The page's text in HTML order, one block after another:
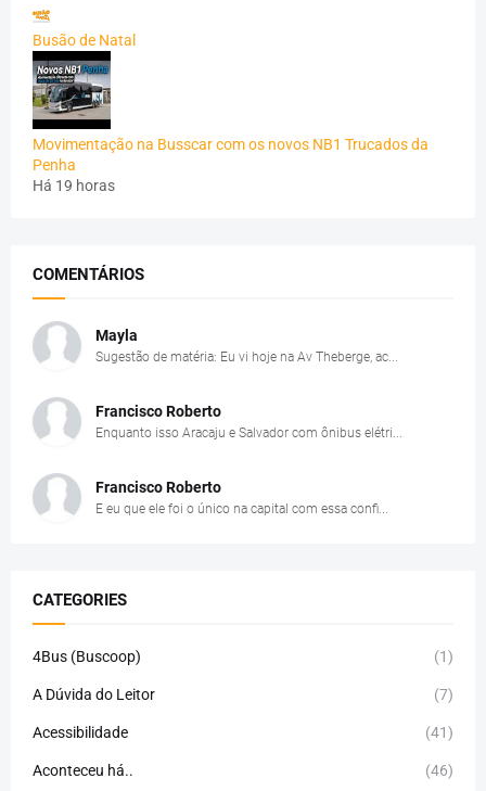
Busão de Natal
Movimentação na Busscar com os novos NB1 Trucados da
Penha
Há 19 horas
COMENTÁRIOS
Mayla
Sugestão de matéria: Eu vi hoje na Av Theberge, ac...
Francisco Roberto
Enquanto isso Aracaju e Salvador com ônibus elétri...
Francisco Roberto
E eu que ele foi o único na capital com essa confi...
CATEGORIES
4Bus (Buscoop) (1)
A Dúvida do Leitor (7)
Acessibilidade (41)
Aconteceu há.. (46)